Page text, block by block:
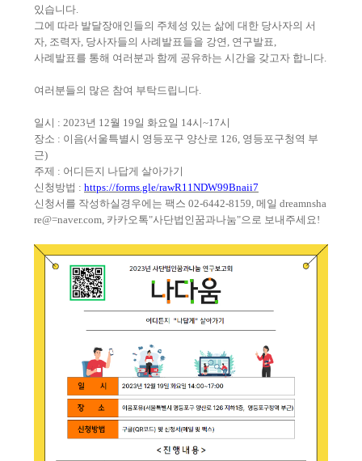
있습니다.
그에 따라 발달장애인들의 주체성 있는 삶에 대한 당사자의 서
자, 조력자, 당사자들의 사례발표들을 강연 , 연구발표,
사례발표를 통해 여러분과 함께 공유하는 시간을 갖고자 합니다.
여러분들의 많은 참여 부탁드립니다.
일시 : 2023년 12월 19일 화요일 14시~17시
장소 : 이음(서울특별시 영등포구 양산로 126, 영등포구청역 부
근)
주제 : 어디든지 나답게 살아가기
신청방법 : https://forms.gle/rawR11NDW99Bnaii7
신청서를 작성하실경우에는 팩스 02-6442-8159, 메일 dreamnsha
re@=naver.com, 카카오톡"사단법인꿈과나눔"으로 보내주세요!